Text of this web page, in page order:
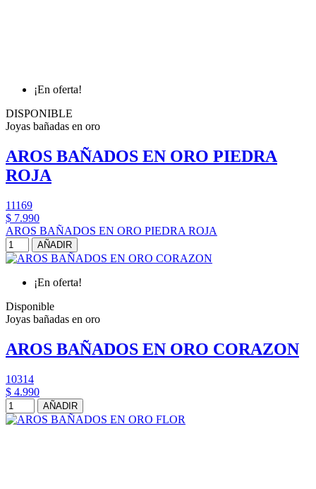
¡En oferta!
DISPONIBLE
Joyas bañadas en oro
AROS BAÑADOS EN ORO PIEDRA
ROJA
11169
$ 7.990
AROS BAÑADOS EN ORO PIEDRA ROJA
AÑADIR
¡En oferta!
Disponible
Joyas bañadas en oro
AROS BAÑADOS EN ORO CORAZON
10314
$ 4.990
AÑADIR